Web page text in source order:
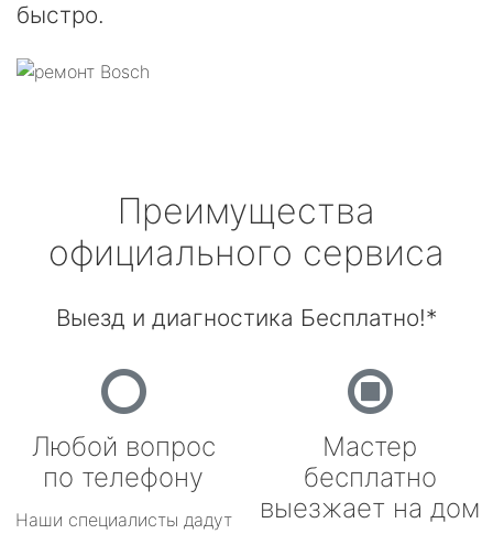
быстро.
Преимущества
официального сервиса
Выезд и диагностика Бесплатно!*
Любой вопрос
по телефону
Наши специалисты дадут
Мастер
бесплатно
выезжает на дом